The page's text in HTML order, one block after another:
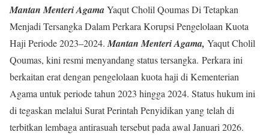
Mantan Menteri AgamaYaqut Cholil Qoumas Di Tetapkan
Menjadi Tersangka Dalam Perkara Korupsi Pengelolaan Kuota
Haji Periode 2023–2024. Mantan Menteri Agama, Yaqut Cholil
Qoumas, kini resmi menyandang status tersangka. Perkara ini
berkaitan erat dengan pengelolaan kuota haji di Kementerian
Agama untuk periode tahun 2023 hingga 2024. Status hukum ini
di tegaskan melalui Surat Perintah Penyidikan yang telah di
terbitkan lembaga antirasuah tersebut pada awal Januari 2026.